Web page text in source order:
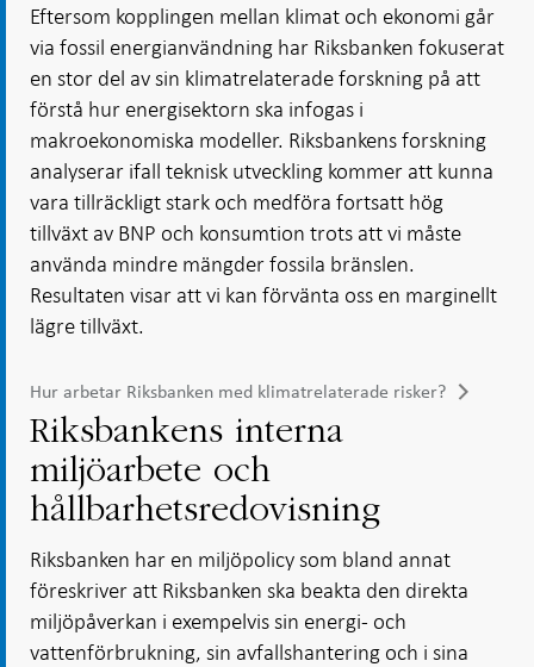
Eftersom kopplingen mellan klimat och ekonomi går
via fossil energianvändning har Riksbanken fokuserat
en stor del av sin klimatrelaterade forskning på att
förstå hur energisektorn ska infogas i
makroekonomiska modeller. Riksbankens forskning
analyserar ifall teknisk utveckling kommer att kunna
vara tillräckligt stark och medföra fortsatt hög
tillväxt av BNP och konsumtion trots att vi måste
använda mindre mängder fossila bränslen.
Resultaten visar att vi kan förvänta oss en marginellt
lägre tillväxt.
Hur arbetar Riksbanken med klimatrelaterade risker?
Riksbankens interna
miljöarbete och
hållbarhetsredovisning
Riksbanken har en miljöpolicy som bland annat
föreskriver att Riksbanken ska beakta den direkta
miljöpåverkan i exempelvis sin energi- och
vattenförbrukning, sin avfallshantering och i sina